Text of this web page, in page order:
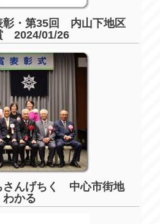
彰・第35回 内山下地区
2024/01/26
んげちく 中心市街地
かる